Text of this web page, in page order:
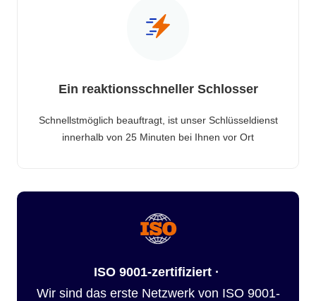
Ein reaktionsschneller Schlosser
Schnellstmöglich beauftragt, ist unser Schlüsseldienst
innerhalb von 25 Minuten bei Ihnen vor Ort
ISO 9001-zertifiziert ·
Wir sind das erste Netzwerk von ISO 9001-